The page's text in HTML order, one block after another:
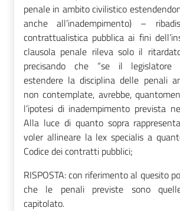
penale in ambito civilistico
anche all’inadempimento) –
contrattualistica pubblica ai fini
clausola penale rileva solo il
precisando che “se il legislatore
estendere la disciplina delle penali
non contemplate, avrebbe,
l’ipotesi di inadempimento prevista
Alla luce di quanto sopra
voler allineare la lex specialis a
Codice dei contratti pubblici;
RISPOSTA: con riferimento al quesito
che le penali previste sono
capitolato.